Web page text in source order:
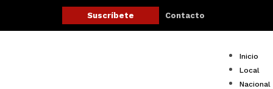
contenido
Suscríbete Contacto
Inicio
Local
Nacional
Menu